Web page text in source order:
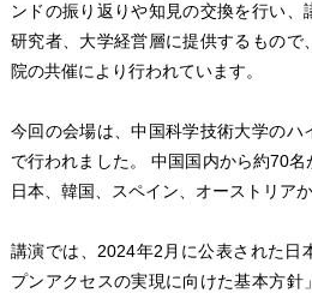
ンドの振り返りや知見の交換を行い
研究者、大学経営層に提供するもので
院の共催により行われています。
今回の会場は、中国科学技術大学のハ
で行われました。 中国国内から約70名
日本、韓国、スペイン、オーストリア
講演では、2024年2月に公表された日
プンアクセスの実現に向けた基本方針